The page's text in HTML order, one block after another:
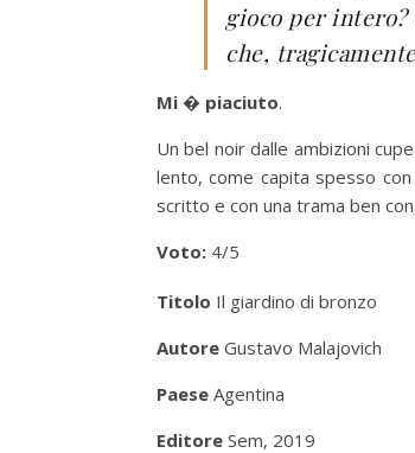
gioco per intero?
che,
Mi � piaciuto.
Un bel noir dalle ambizioni
lento, come capita spesso
scritto e con una trama ben
Voto: 4/5
Titolo Il giardino di bronzo
Autore Gustavo Malajovich
Paese Agentina
Editore Sem, 2019